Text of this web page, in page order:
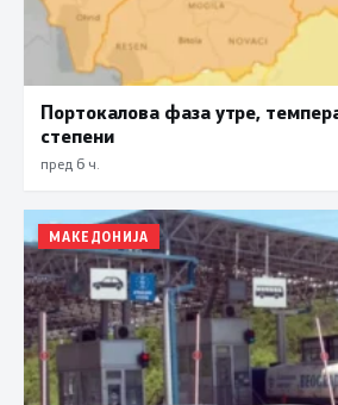
Портокалова фаза утре,
степени
пред 6 ч.
МАКЕДОНИЈА